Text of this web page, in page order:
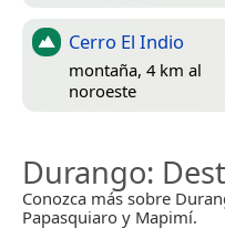
Cerro El Indio
montaña, 4 km al
noroeste
Durango:
Conozca más sobre
Papasquiaro y Mapimí.